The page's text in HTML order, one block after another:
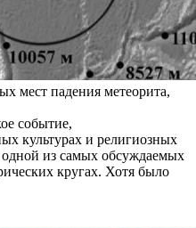
мест падения метеорита,
событие,
культурах и религиозных
одной из самых обсуждаемых
кругах. Хотя было